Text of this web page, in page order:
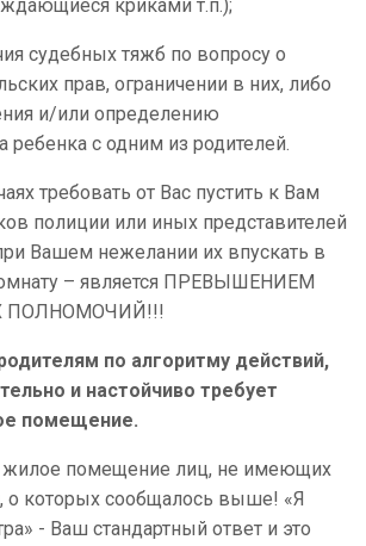
криками т.п.);
судебных тяжб по вопросу о
прав, ограничении в них, либо
и/или определению
ребенка с одним из родителей.
требовать от Вас пустить к Вам
полиции или иных представителей
Вашем нежелании их впускать в
– является ПРЕВЫШЕНИЕМ
по алгоритму действий,
и настойчиво требует
помещение.
жилое помещение лиц, не имеющих
о которых сообщалось выше! «Я
- Ваш стандартный ответ и это